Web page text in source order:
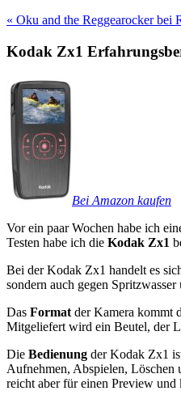
« Oku and the Reggearocker bei
Kodak Zx1
Bei Amazon kaufen
Vor ein paar Wochen habe ich
Testen habe ich die Kodak Zx1
Bei der Kodak Zx1 handelt es
sondern auch gegen
Das Formatder Kamera kommt
Mitgeliefert wird ein Beutel, der
Die Bedienung der Kodak Zx1
Aufnehmen, Abspielen, Löschen
reicht aber für einen Preview